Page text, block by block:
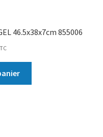
46.5x38x7cm 855006